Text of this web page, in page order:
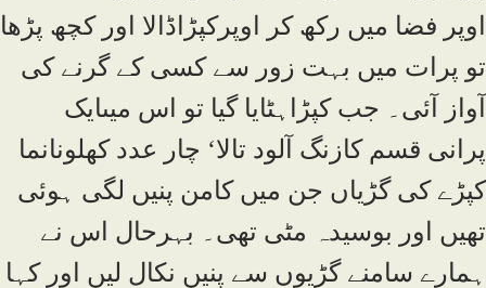
اوپر فضا میں رکھ کر اوپرکپڑاڈالا اور کچھ پڑھا
تو پرات میں بہت زور سے کسی کے گرنے کی
آواز آئی۔ جب کپڑاہٹایا گیا تو اس میںایک
پرانی قسم کازنگ آلود تالا‘ چار عدد کھلونانما
کپڑے کی گڑیاں جن میں کامن پنیں لگی ہوئی
تھیں اور بوسیدہ مٹی تھی۔ بہرحال اس نے
ہمارے سامنے گڑیوں سے پنیں نکال لیں اور کہا